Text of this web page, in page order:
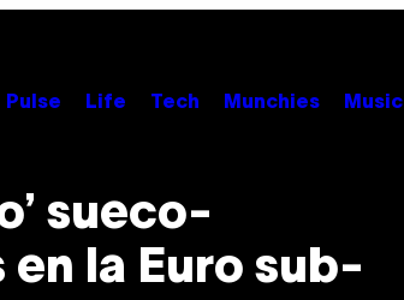
Pulse Life Tech Munchies Music
sueco-
la Euro sub-